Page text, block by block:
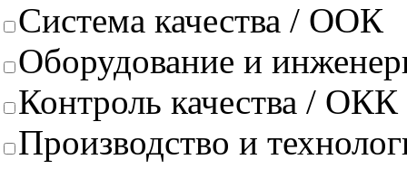
Система качества / ООК
Оборудование и
Контроль качества / ОКК
Производство и